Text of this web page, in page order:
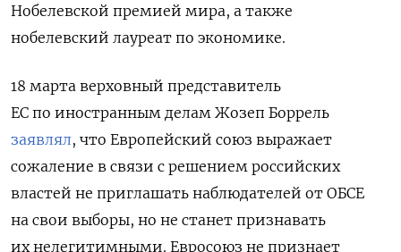
Нобелевской премией мира, а также
нобелевский лауреат по экономике.
18 марта верховный представитель
ЕС по иностранным делам Жозеп Боррель
заявлял, что Европейский союз выражает
сожаление в связи с решением российских
властей не приглашать наблюдателей от ОБСЕ
на свои выборы, но не станет признавать
их нелегитимными. Евросоюз не признает